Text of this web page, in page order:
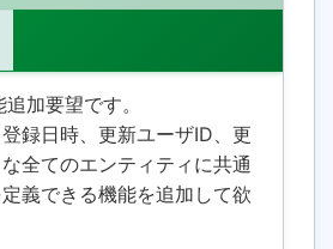
加要望です。
録日時、更新ユーザID、更
全てのエンティティに共通
義できる機能を追加して欲